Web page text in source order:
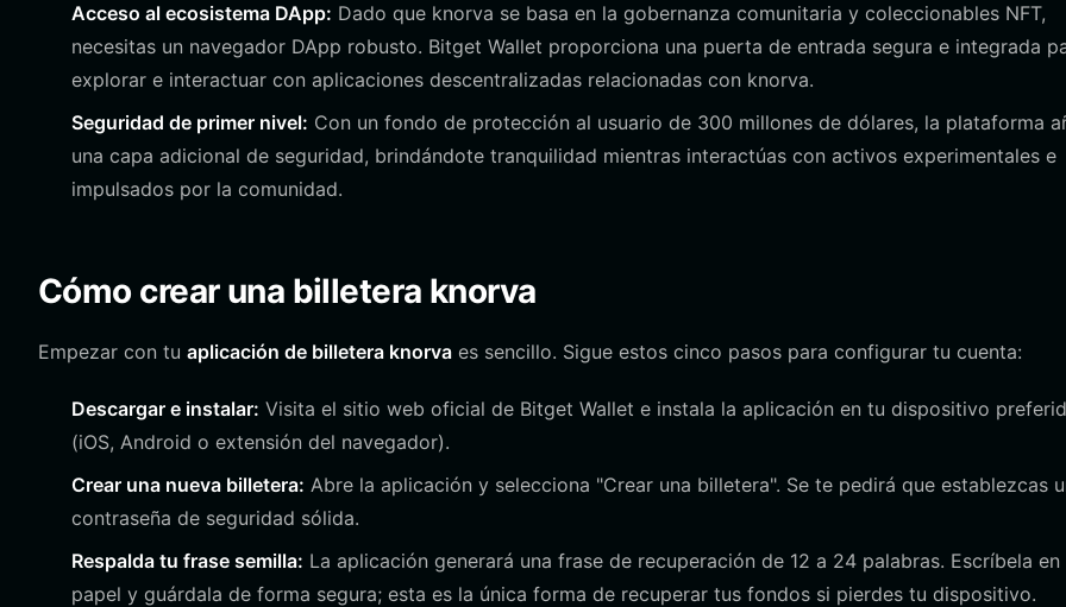
Acceso al ecosistema DApp: Dado que knorva se basa en la gobernanza comunitaria y coleccionables NFT,
necesitas un navegador DApp robusto. Bitget Wallet proporciona una puerta de entrada segura e integrada
explorar e interactuar con aplicaciones descentralizadas relacionadas con knorva.
Seguridad de primer nivel: Con un fondo de protección al usuario de 300 millones de dólares, la plataforma
una capa adicional de seguridad, brindándote tranquilidad mientras interactúas con activos experimentales e
impulsados por la comunidad.
Cómo crear una billetera knorva
Empezar con tu aplicación de billetera knorva es sencillo. Sigue estos cinco pasos para configurar tu cuenta:
Descargar e instalar: Visita el sitio web oficial de Bitget Wallet e instala la aplicación en tu dispositivo
(iOS, Android o extensión del navegador).
Crear una nueva billetera: Abre la aplicación y selecciona "Crear una billetera". Se te pedirá que establezcas
contraseña de seguridad sólida.
Respalda tu frase semilla: La aplicación generará una frase de recuperación de 12 a 24 palabras. Escríbela en
papel y guárdala de forma segura; esta es la única forma de recuperar tus fondos si pierdes tu dispositivo.